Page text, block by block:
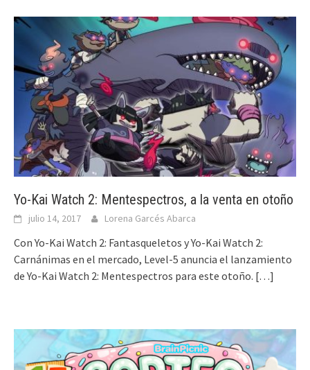
Yo-Kai Watch 2: Mentespectros, a la venta en otoño
julio 14, 2017 Lorena Garcés Abarca
Con Yo-Kai Watch 2: Fantasqueletos y Yo-Kai Watch 2:
Carnánimas en el mercado, Level-5 anuncia el lanzamiento
de Yo-Kai Watch 2: Mentespectros para este otoño. […]